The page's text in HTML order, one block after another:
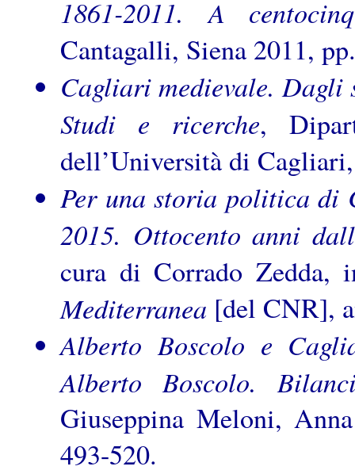
1861-2011. A
Cantagalli, Siena 2011,
Cagliari medievale.
Studi e ricerche,
dell’Università di
Per una storia politica di
2015. Ottocento anni
cura di Corrado Zedda,
Mediterranea [del CNR],
Alberto Boscolo e
Alberto Boscolo.
Giuseppina Meloni,
493-520.